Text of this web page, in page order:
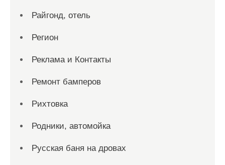
Райгонд, отель
Регион
Реклама и Контакты
Ремонт бамперов
Рихтовка
Родники, автомойка
Русская баня на дровах